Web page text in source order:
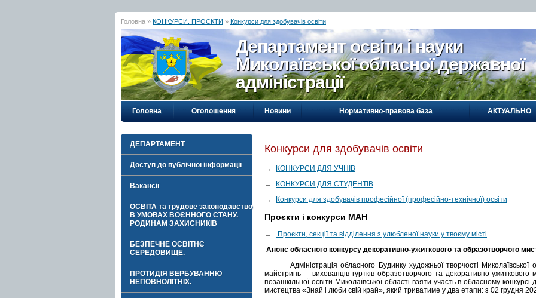
Головна » КОНКУРСИ. ПРОЄКТИ » Конкурси для здобувачів освіти
Департамент освіти і науки
Миколаївської обласної державної
адміністрації
Головна Оголошення Новини Нормативно-правова база АКТУАЛЬНО
ДЕПАРТАМЕНТ
Доступ до публічної інформації
Вакансії
ОСВІТА та трудове законодавство
В УМОВАХ ВОЄННОГО СТАНУ.
РОДИНАМ ЗАХИСНИКІВ
БЕЗПЕЧНЕ ОСВІТНЄ
СЕРЕДОВИЩЕ.
ПРОТИДІЯ ВЕРБУВАННЮ
НЕПОВНОЛІТНІХ.
Конкурси для здобувачів освіти
→
КОНКУРСИ ДЛЯ УЧНІВ
→
КОНКУРСИ ДЛЯ СТУДЕНТІВ
→
Конкурси для здобувачів професійної (професійно-технічної) освіти
Проєкти і конкурси МАН
→
Проєкти, секції та відділення з улюбленої науки у твоєму місті
Анонс обласного конкурсу декоративно-ужиткового та образотворчого
Адміністрація обласного Будинку художньої творчості
майстринь - вихованців гуртків образотворчого та декоративно-ужиткового
позашкільної освіти Миколаївської області взяти участь в обласному
мистецтва «Знай і люби свій край», який триватиме у два етапи: з 02 грудня